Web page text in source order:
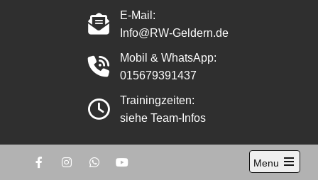
E-Mail:
Info@RW-Geldern.de
Mobil & WhatsApp:
015679391437
Trainingzeiten:
siehe Team-Infos
Menu
Open